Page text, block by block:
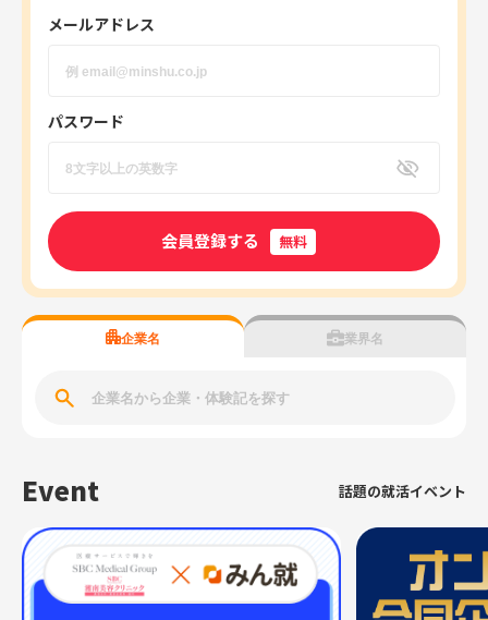
メールアドレス
パスワード
会員登録する 無料
企業名 業界名
Event 話題の就活イベント